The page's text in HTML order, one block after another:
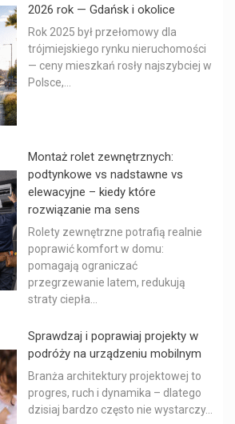
2026 rok — Gdańsk i okolice
Rok 2025 był przełomowy dla
trójmiejskiego rynku nieruchomości
— ceny mieszkań rosły najszybciej w
Polsce,...
Montaż rolet zewnętrznych:
podtynkowe vs nadstawne vs
elewacyjne – kiedy które
rozwiązanie ma sens
Rolety zewnętrzne potrafią realnie
poprawić komfort w domu:
pomagają ograniczać
przegrzewanie latem, redukują
straty ciepła...
Sprawdzaj i poprawiaj projekty w
podróży na urządzeniu mobilnym
Branża architektury projektowej to
progres, ruch i dynamika – dlatego
dzisiaj bardzo często nie wystarczy...